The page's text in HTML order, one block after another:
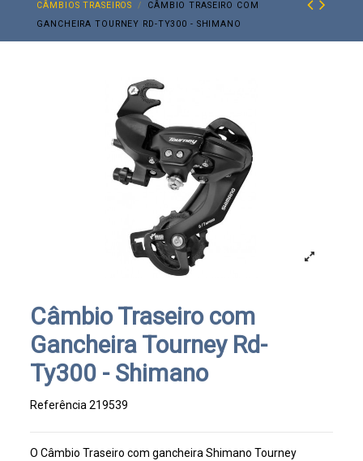
CÂMBIOS TRASEIROS
CÂMBIO TRASEIRO COM
GANCHEIRA TOURNEY RD-TY300 - SHIMANO
Câmbio Traseiro com
Gancheira Tourney Rd-
Ty300 - Shimano
Referência 219539
O Câmbio Traseiro com gancheira Shimano Tourney